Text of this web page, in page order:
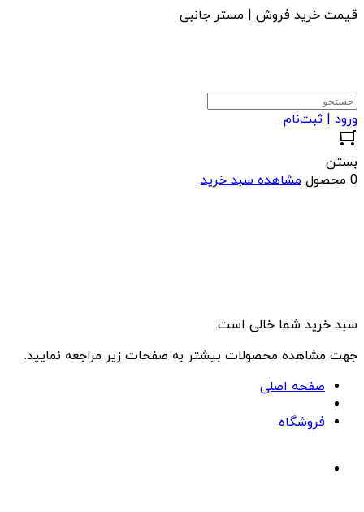
قیمت خرید فروش | مستر جانبی
ورود | ثبت‌نام
بستن
0 محصول
مشاهده سبد خرید
سبد خرید شما خالی است.
جهت مشاهده محصولات بیشتر به صفحات زیر مراجعه نمایید.
صفحه اصلی
فروشگاه